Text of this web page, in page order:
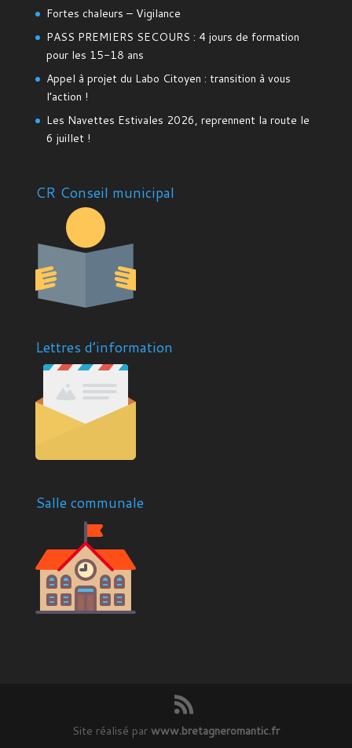
Fortes chaleurs – Vigilance
PASS PREMIERS SECOURS : 4 jours de formation
pour les 15-18 ans
Appel à projet du Labo Citoyen : transition à vous
l’action !
Les Navettes Estivales 2026, reprennent la route le
6 juillet !
CR Conseil municipal
Lettres d’information
Salle communale
Site réalisé par www.bretagneromantic.fr